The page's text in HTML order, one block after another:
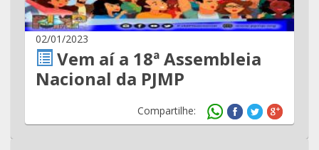
02/01/2023
Vem aí a 18ª Assembleia
Nacional da PJMP
Compartilhe: